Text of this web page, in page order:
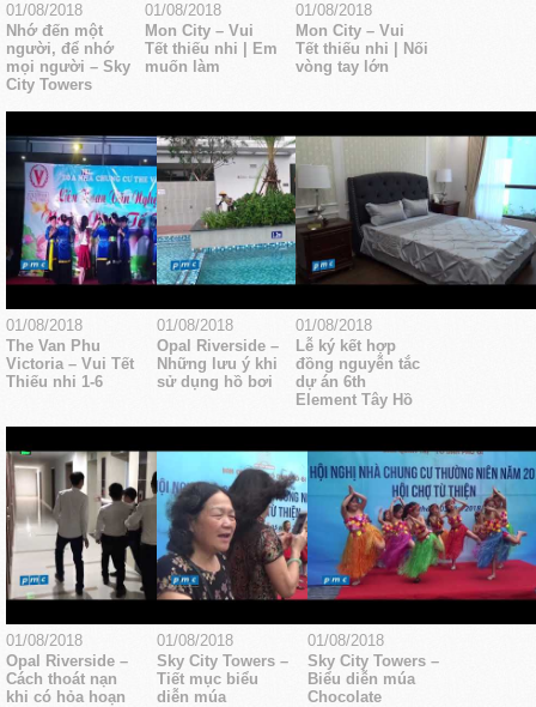
01/08/2018
Nhớ đến một
người, để nhớ
mọi người – Sky
City Towers
01/08/2018
Mon City – Vui
Tết thiếu nhi | Em
muốn làm
01/08/2018
Mon City – Vui
Tết thiếu nhi | Nối
vòng tay lớn
01/08/2018
The Van Phu
Victoria – Vui Tết
Thiếu nhi 1-6
01/08/2018
Opal Riverside –
Những lưu ý khi
sử dụng hồ bơi
01/08/2018
Lễ ký kết hợp
đồng nguyễn tắc
dự án 6th
Element Tây Hồ
01/08/2018
Opal Riverside –
Cách thoát nạn
khi có hỏa hoạn
01/08/2018
Sky City Towers –
Tiết mục biểu
diễn múa
01/08/2018
Sky City Towers –
Biểu diễn múa
Chocolate